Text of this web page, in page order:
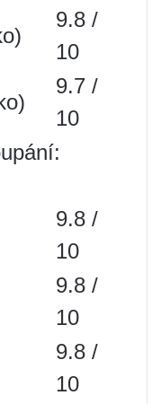
9.8 /
10
9.7 /
10
9.8 /
10
9.8 /
10
9.8 /
10